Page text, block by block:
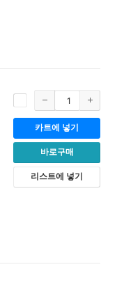
카트에 넣기
바로구매
리스트에 넣기